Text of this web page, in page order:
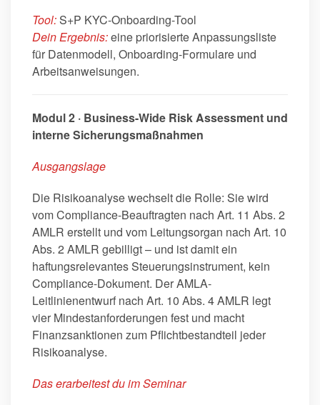
Tool:S+P KYC-Onboarding-Tool
Dein Ergebnis:eine priorisierte Anpassungsliste
für Datenmodell, Onboarding-Formulare und
Arbeitsanweisungen.
Modul 2 · Business-Wide Risk Assessment und
interne Sicherungsmaßnahmen
Ausgangslage
Die Risikoanalyse wechselt die Rolle: Sie wird
vom Compliance-Beauftragten nach Art. 11 Abs. 2
AMLR erstellt und vom Leitungsorgan nach Art. 10
Abs. 2 AMLR gebilligt – und ist damit ein
haftungsrelevantes Steuerungsinstrument, kein
Compliance-Dokument. Der AMLA-
Leitlinienentwurf nach Art. 10 Abs. 4 AMLR legt
vier Mindestanforderungen fest und macht
Finanzsanktionen zum Pflichtbestandteil jeder
Risikoanalyse.
Das erarbeitest du im Seminar